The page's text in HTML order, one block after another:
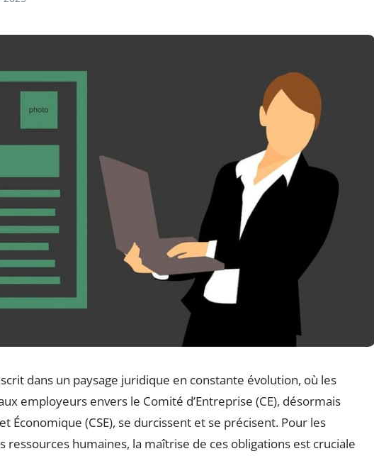
dans un paysage juridique en constante évolution, où les
employeurs envers le Comité d’Entreprise (CE), désormais
Économique (CSE), se durcissent et se précisent. Pour les
ressources humaines, la maîtrise de ces obligations est cruciale